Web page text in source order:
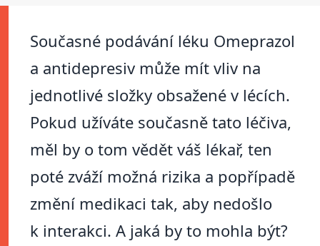
Současné podávání léku Omeprazol
a antidepresiv může mít vliv na
jednotlivé složky obsažené v lécích.
Pokud užíváte současně tato léčiva,
měl by o tom vědět váš lékař, ten
poté zváží možná rizika a popřípadě
změní medikaci tak, aby nedošlo
k interakci. A jaká by to mohla být?